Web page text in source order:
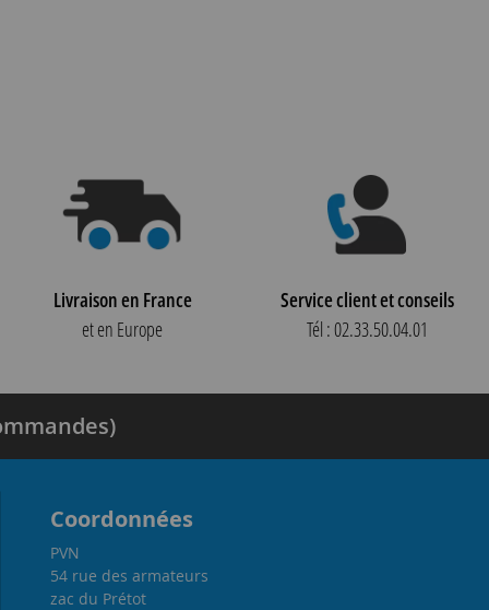
Livraison en France
et en Europe
Service client et conseils
Tél : 02.33.50.04.01
Coordonnées
PVN
54 rue des armateurs
zac du Prétot